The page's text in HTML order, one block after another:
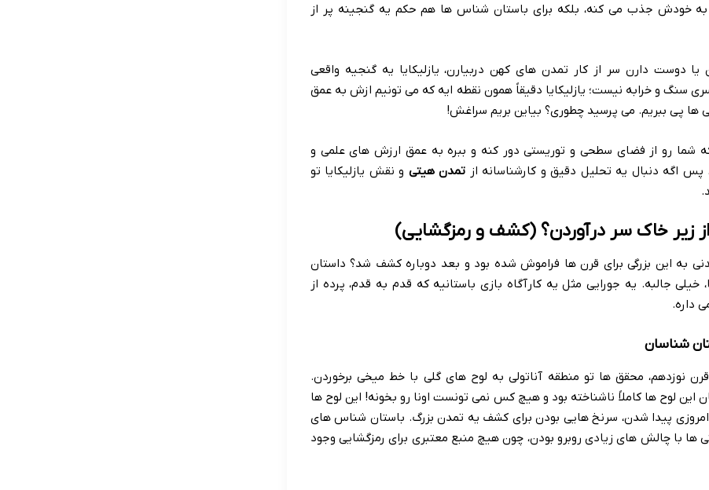
به خودش جذب می کنه، بلکه برای باستان شناس ها هم حکم یه گنجینه پر از
یا دوست دارن سر از کار تمدن های کهن دربیارن، یازلیکایا یه گنجیه واقعی
سنگ و خرابه نیست؛ یازلیکایا دقیقاً همون نقطه ایه که می تونیم ازش به عمق
ها پی ببریم. می پرسید چطوری؟ بیاین بریم سراغش!
شما رو از فضای سطحی و توریستی دور کنه و ببره به عمق ارزش های علمی و
اگه دنبال یه تحلیل دقیق و کارشناسانه از تمدن هیتی و نقش یازلیکایا تو
از زیر خاک سر درآوردن؟ (کشف و رمزگشایی)
به این بزرگی برای قرن ها فراموش شده بود و بعد دوباره کشف شد؟ داستان
جالبه. یه جورایی مثل یه کارآگاه بازی باستانیه که قدم به قدم، پرده از
داره.
شناسان
نوزدهم، محقق ها تو منطقه آناتولی به لوح های گلی با خط میخی برخوردن.
لوح ها کاملاً ناشناخته بود و هیچ کس نمی تونست اونا رو بخونه! این لوح ها
پیدا شدن، سرنخ هایی بودن برای کشف یه تمدن بزرگ. باستان شناس های
ها با چالش های زیادی روبرو بودن، چون هیچ منبع معتبری برای رمزگشایی وجود